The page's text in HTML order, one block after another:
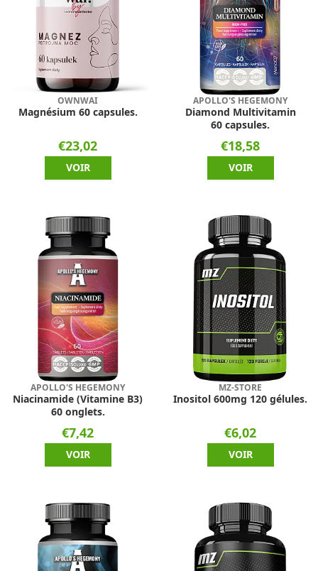
OWNWAI
Magnésium 60 capsules.
€23,02
VOIR
APOLLO'S HEGEMONY
Diamond Multivitamin
60 capsules.
€18,58
VOIR
APOLLO'S HEGEMONY
Niacinamide (Vitamine B3)
60 onglets.
€7,42
VOIR
MZ-STORE
Inositol 600mg 120 gélules.
€6,02
VOIR